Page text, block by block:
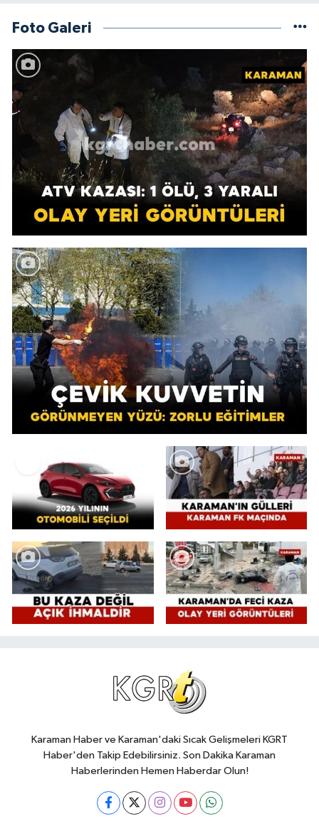
Foto Galeri
Karaman Haber ve Karaman'daki Sıcak Gelişmeleri KGRT
Haber'den Takip Edebilirsiniz. Son Dakika Karaman
Haberlerinden Hemen Haberdar Olun!